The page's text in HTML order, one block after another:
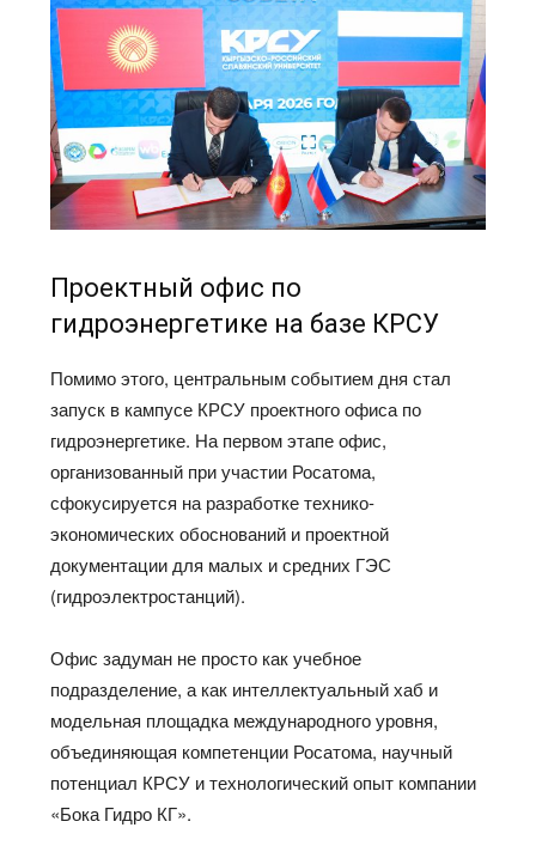
Проектный офис по
гидроэнергетике на базе КРСУ
Помимо этого, центральным событием дня стал
запуск в кампусе КРСУ проектного офиса по
гидроэнергетике. На первом этапе офис,
организованный при участии Росатома,
сфокусируется на разработке технико-
экономических обоснований и проектной
документации для малых и средних ГЭС
(гидроэлектростанций).
Офис задуман не просто как учебное
подразделение, а как интеллектуальный хаб и
модельная площадка международного уровня,
объединяющая компетенции Росатома, научный
потенциал КРСУ и технологический опыт компании
«Бока Гидро КГ».